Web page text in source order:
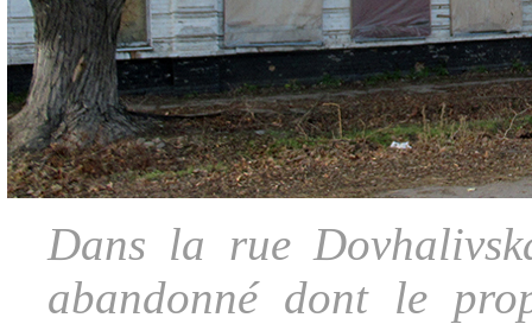
Dans la rue
abandonné dont le